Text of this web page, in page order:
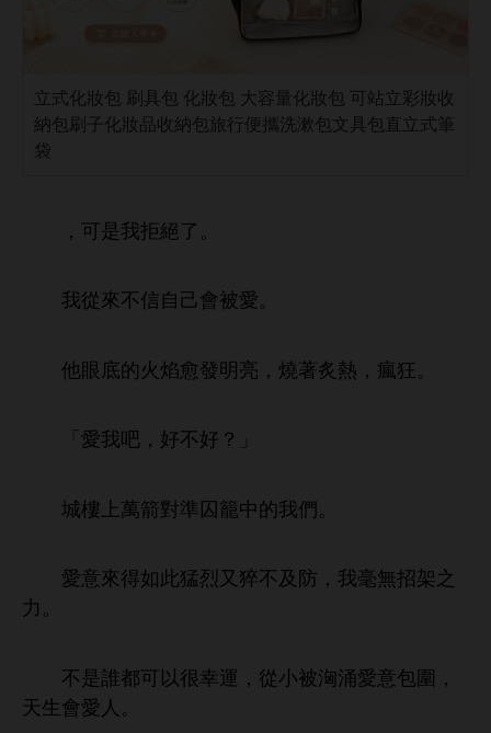
立式化妝包 刷具包 化妝包 大容量化妝包 可站立彩妝收
納包刷子化妝品收納包旅行便攜洗漱包文具包直立式筆
袋
， 拒絕 。
從 信自己 被 。
底 焰愈 亮，燒著炙 ，瘋狂。
吧，好 好？」
萬箭對準囚籠 們。
得如此猛烈又猝 及防，
毫無招架之
力。
誰都 以很幸運，從 被洶涌
包圍，
。